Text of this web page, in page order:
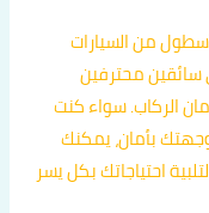
من السيارات
سائقين محترفين
الركاب. سواء كنت
وجهتك بأمان، يمكنك
احتياجاتك بكل يسر